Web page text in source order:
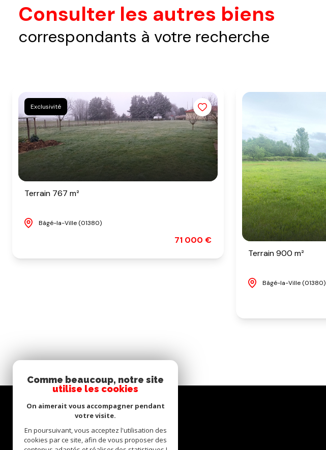
Consulter les autres biens
correspondants à votre recherche
Exclusivité
Terrain 767 m²
Bâgé-la-Ville (01380)
71 000 €
Terrain 900 m²
Bâgé-la-Ville (01380)
Comme beaucoup, notre site
utilise les cookies
On aimerait vous accompagner pendant
votre visite.
En poursuivant, vous acceptez l'utilisation des
cookies par ce site, afin de vous proposer des